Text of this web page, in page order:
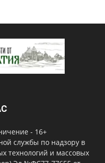
- 16+
службы по надзору в
технологий и массовых